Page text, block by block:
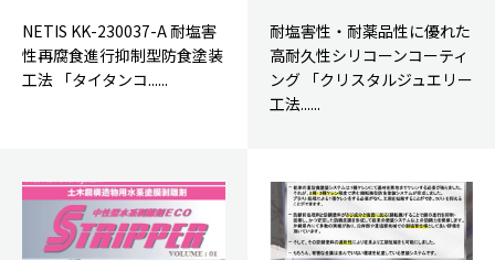
NETIS KK-230037-A 耐塩害
性再腐食進行抑制型防食塗装
工法 「タイタンコ......
耐塩害性・耐薬品性に優れた
高耐久性シリコーンコーティ
ング 「クリスタルジュエリー
工法......